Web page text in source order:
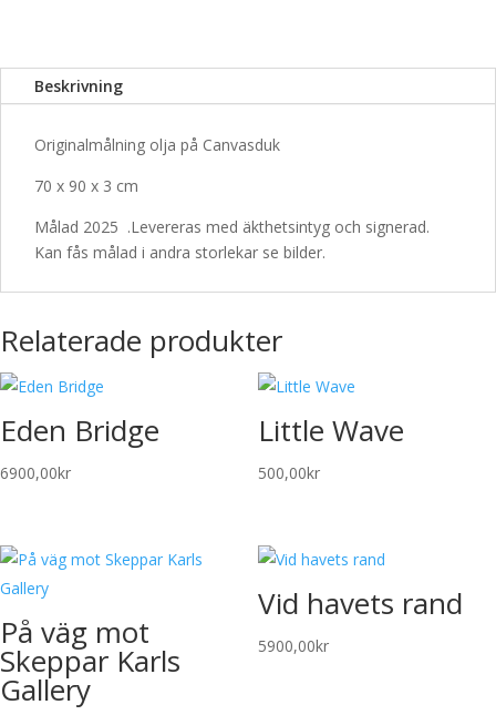
Beskrivning
Originalmålning olja på Canvasduk
70 x 90 x 3 cm
Målad 2025 .Levereras med äkthetsintyg och signerad.
Kan fås målad i andra storlekar se bilder.
Relaterade produkter
Eden Bridge
6900,00kr
Little Wave
500,00kr
På väg mot
Skeppar Karls
Gallery
Vid havets rand
5900,00kr